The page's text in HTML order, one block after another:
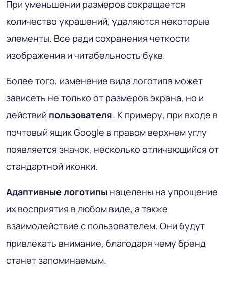
При уменьшении размеров сокращается
количество украшений, удаляются некоторые
элементы. Все ради сохранения четкости
изображения и читабельность букв.
Более того, изменение вида логотипа может
зависеть не только от размеров экрана, но и
действий пользователя. К примеру, при входе в
почтовый ящик Google в правом верхнем углу
появляется значок, несколько отличающийся от
стандартной иконки.
Адаптивные логотипы нацелены на упрощение
их восприятия в любом виде, а также
взаимодействие с пользователем. Они будут
привлекать внимание, благодаря чему бренд
станет запоминаемым.